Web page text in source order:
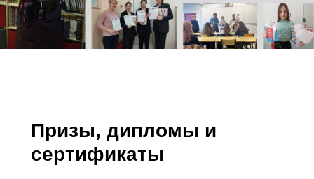
Призы, дипломы и
сертификаты